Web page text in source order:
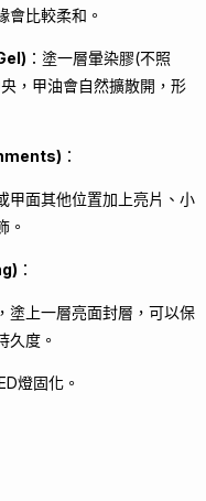
會比較柔和。
：塗一層暈染膠(不照
，甲油會自然擴散開，形
：
甲面其他位置加上亮片、小
。
：
塗上一層亮面封層，可以保
久度。
燈固化。